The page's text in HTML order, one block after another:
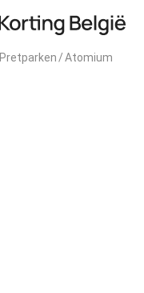
Pretparken /Atomium